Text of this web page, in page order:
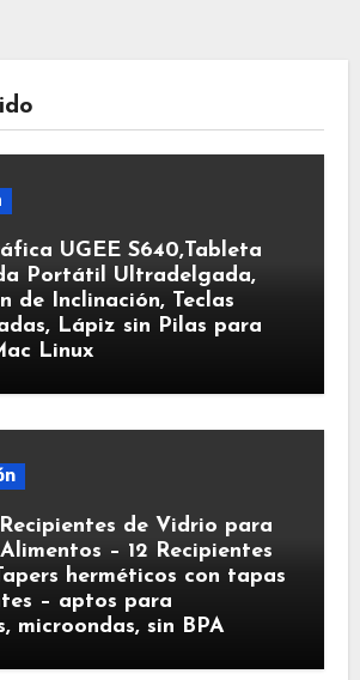
UGEE S640,Tableta
Portátil Ultradelgada,
de Inclinación, Teclas
Lápiz sin Pilas para
Linux
de Vidrio para
– 12 Recipientes
herméticos con tapas
– aptos para
microondas, sin BPA